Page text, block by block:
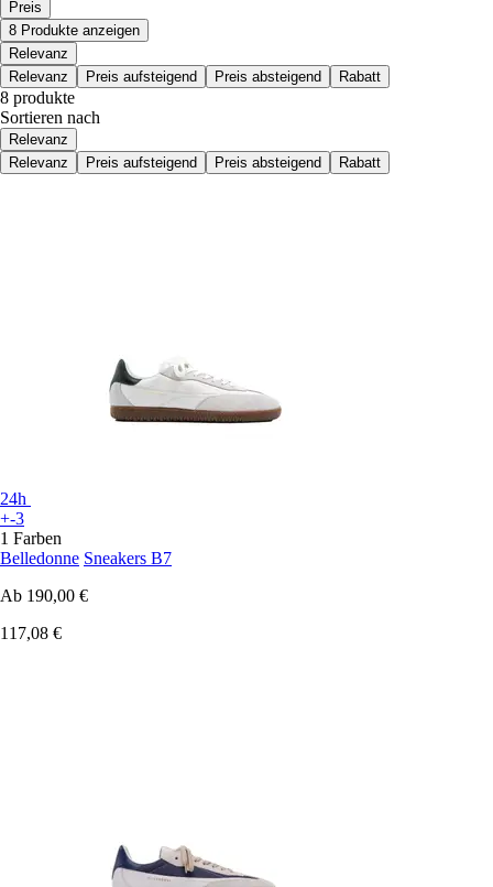
Preis
8 Produkte anzeigen
Relevanz
Relevanz
Preis aufsteigend Preis absteigend Rabatt
8 produkte
Sortieren nach
Relevanz
Relevanz
Preis aufsteigend Preis absteigend Rabatt
24h
+-3
1 Farben
Belledonne Sneakers B7
Ab 190,00 €
117,08 €